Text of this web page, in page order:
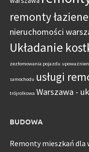
remonty
nieruchomości
Układanie
zezłomowania pojazdu
samochodu usługi
trójrolkowa Warszawa -
BUDOWA
Remonty mieszkań dla